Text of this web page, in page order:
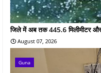
जिले में अब तक 445.6 मिलीमीटर
August 07, 2026
Guna